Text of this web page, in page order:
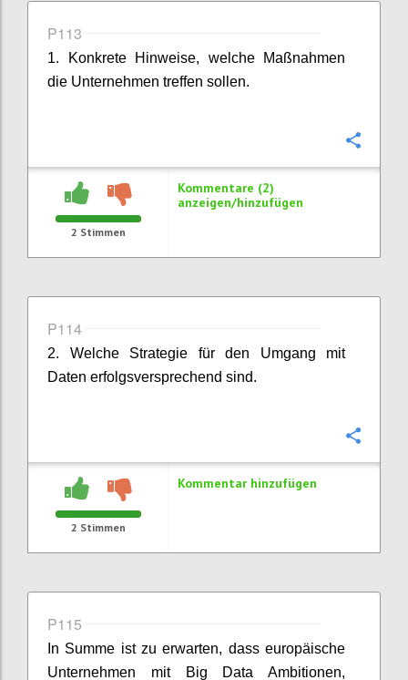
P113
1. Konkrete Hinweise, welche Maßnahmen
die Unternehmen treffen sollen.
2 Stimmen
Kommentare (2)
anzeigen/hinzufügen
P114
2. Welche Strategie für den Umgang mit
Daten erfolgsversprechend sind.
2 Stimmen
Kommentar hinzufügen
P115
In Summe ist zu erwarten, dass europäische
Unternehmen mit Big Data Ambitionen,